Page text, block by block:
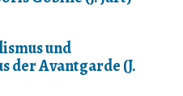
und
der Avantgarde (J.